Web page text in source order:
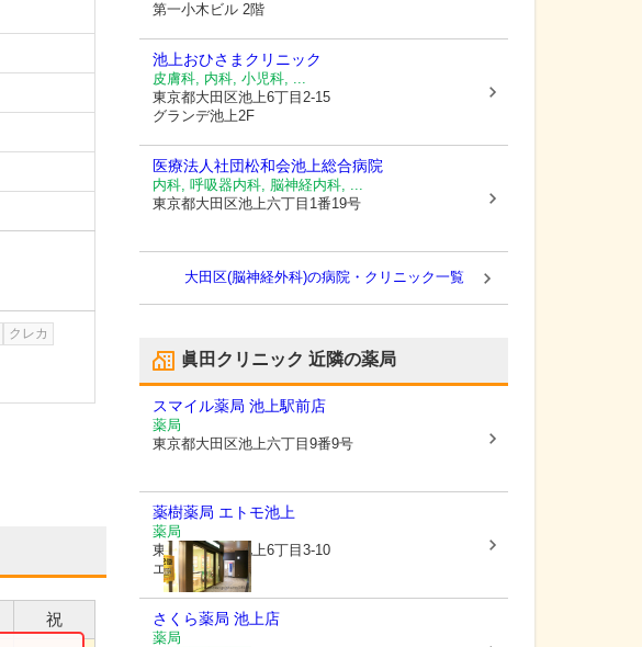
クレカ
祝
第一小木ビル 2階
池上おひさまクリニック
皮膚科, 内科, 小児科, ...
東京都大田区池上6丁目2-15
グランデ池上2F
医療法人社団松和会池上総合病院
内科, 呼吸器内科, 脳神経内科, ...
東京都大田区池上六丁目1番19号
大田区(脳神経外科)の病院・クリニック一覧
眞田クリニック 近隣の薬局
スマイル薬局 池上駅前店
薬局
東京都大田区池上六丁目9番9号
薬樹薬局 エトモ池上
薬局
東京都大田区池上6丁目3-10
エトモ池上 2階
さくら薬局 池上店
薬局